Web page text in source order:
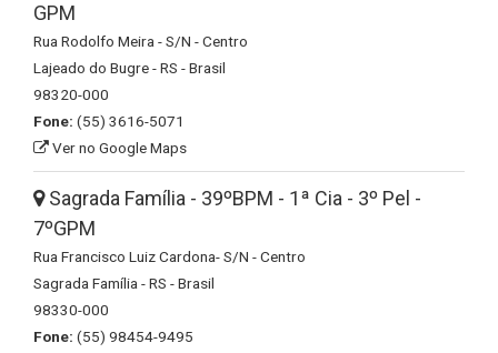
GPM
Rua Rodolfo Meira - S/N - Centro
Lajeado do Bugre - RS - Brasil
98320-000
Fone: (55) 3616-5071
Ver no Google Maps
Sagrada Família - 39ºBPM - 1ª Cia - 3º Pel -
7ºGPM
Rua Francisco Luiz Cardona- S/N - Centro
Sagrada Família - RS - Brasil
98330-000
Fone: (55) 98454-9495